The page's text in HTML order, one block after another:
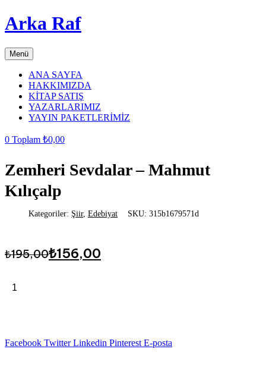
Arka Raf
Menü
ANA SAYFA
HAKKIMIZDA
KİTAP SATIŞ
YAZARLARIMIZ
YAYIN PAKETLERİMİZ
0 Toplam ₺0,00
Zemheri Sevdalar – Mahmut
Kılıçalp
Kategoriler: Şiir, Edebiyat SKU: 315b1679571d
₺195,00
Orijinal
₺195,00.
₺156,00
Şu
fiyat:
Zemheri
adet
Facebook Twitter Linkedin Pinterest E-posta